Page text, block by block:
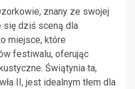
znany ze swojej
się dziś sceną dla
miejsce, które
festiwalu, oferując
Świątynia ta,
II, jest idealnym tłem dla